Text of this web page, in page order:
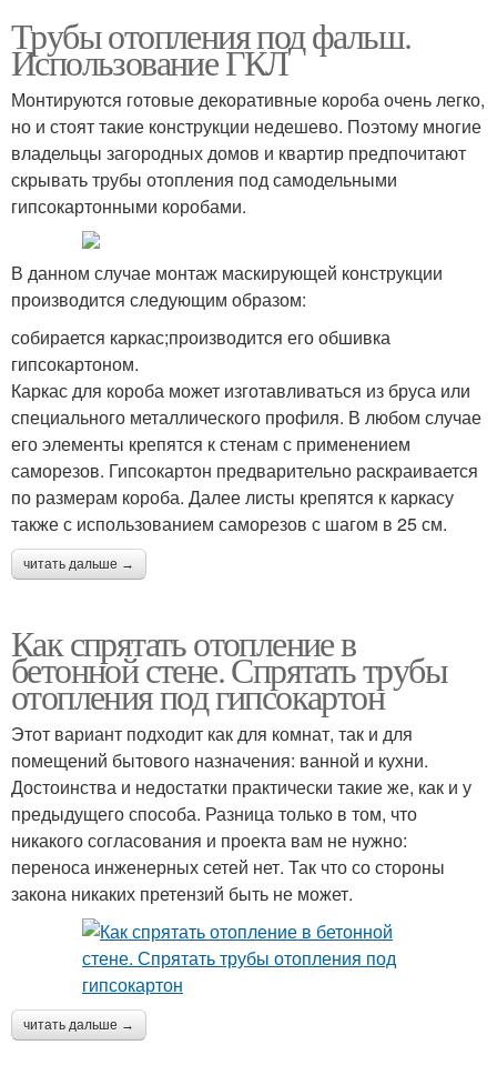
Трубы отопления под фальш.
Использование ГКЛ
Монтируются готовые декоративные короба очень легко,
но и стоят такие конструкции недешево. Поэтому многие
владельцы загородных домов и квартир предпочитают
скрывать трубы отопления под самодельными
гипсокартонными коробами.
В данном случае монтаж маскирующей конструкции
производится следующим образом:
собирается каркас;производится его обшивка
гипсокартоном.
Каркас для короба может изготавливаться из бруса или
специального металлического профиля. В любом случае
его элементы крепятся к стенам с применением
саморезов. Гипсокартон предварительно раскраивается
по размерам короба. Далее листы крепятся к каркасу
также с использованием саморезов с шагом в 25 см.
читать дальше →
Как спрятать отопление в
бетонной стене. Спрятать трубы
отопления под гипсокартон
Этот вариант подходит как для комнат, так и для
помещений бытового назначения: ванной и кухни.
Достоинства и недостатки практически такие же, как и у
предыдущего способа. Разница только в том, что
никакого согласования и проекта вам не нужно:
переноса инженерных сетей нет. Так что со стороны
закона никаких претензий быть не может.
читать дальше →